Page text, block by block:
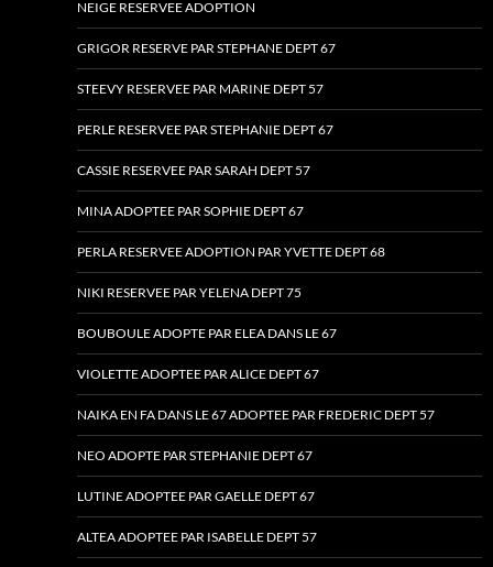
NEIGE RESERVEE ADOPTION
GRIGOR RESERVE PAR STEPHANE DEPT 67
STEEVY RESERVEE PAR MARINE DEPT 57
PERLE RESERVEE PAR STEPHANIE DEPT 67
CASSIE RESERVEE PAR SARAH DEPT 57
MINA ADOPTEE PAR SOPHIE DEPT 67
PERLA RESERVEE ADOPTION PAR YVETTE DEPT 68
NIKI RESERVEE PAR YELENA DEPT 75
BOUBOULE ADOPTE PAR ELEA DANS LE 67
VIOLETTE ADOPTEE PAR ALICE DEPT 67
NAIKA EN FA DANS LE 67 ADOPTEE PAR FREDERIC DEPT 57
NEO ADOPTE PAR STEPHANIE DEPT 67
LUTINE ADOPTEE PAR GAELLE DEPT 67
ALTEA ADOPTEE PAR ISABELLE DEPT 57